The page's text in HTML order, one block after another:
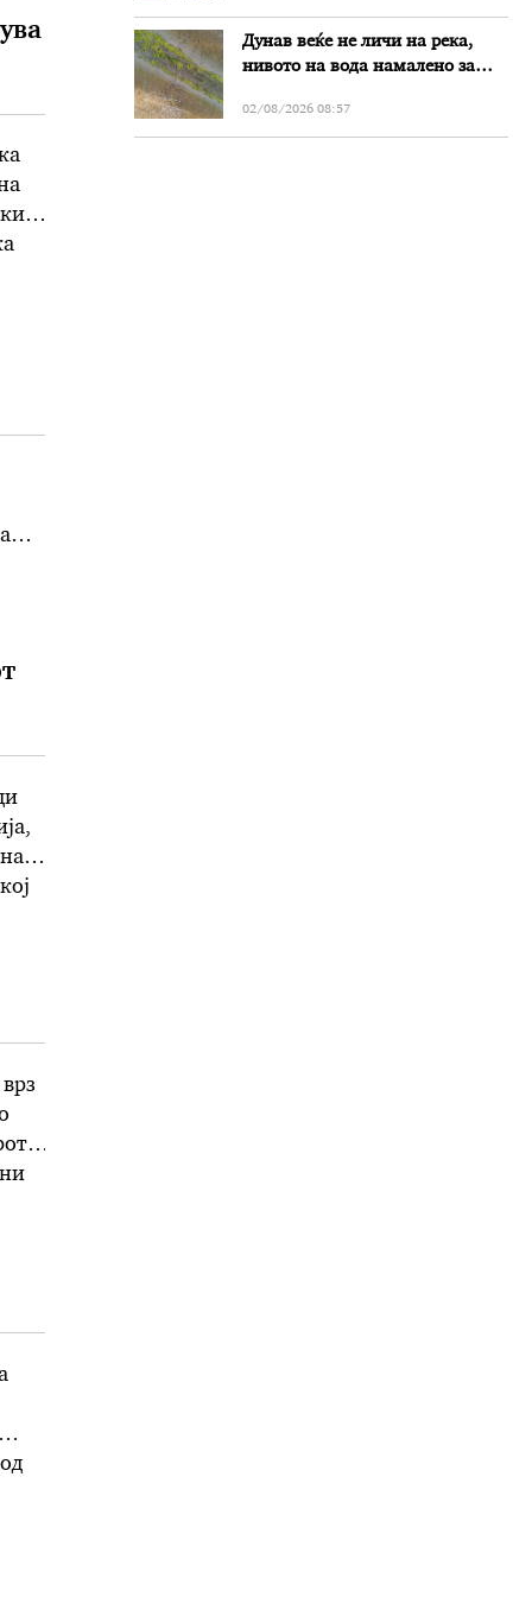
Дунав веќе не личи на река,
нивото на вода намалено за
02/08/2026 08:57